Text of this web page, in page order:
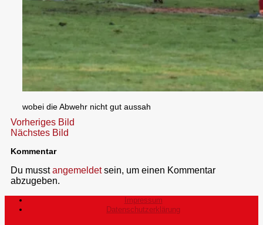
wobei die Abwehr nicht gut aussah
Vorheriges Bild
Nächstes Bild
Kommentar
Du musstangemeldetsein, um einen Kommentar
abzugeben.
Impressum
Datenschutzerklärung